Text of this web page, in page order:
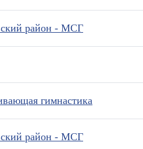
район - МСГ
гимнастика
район - МСГ